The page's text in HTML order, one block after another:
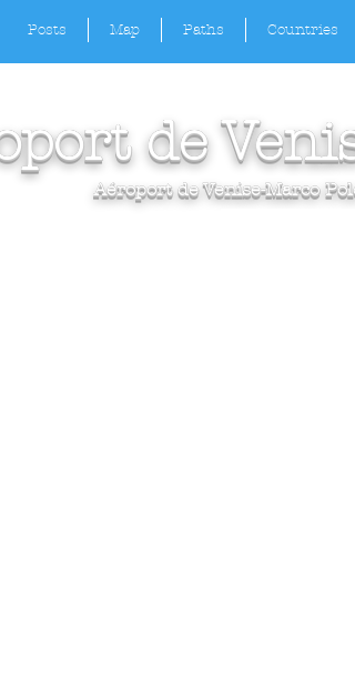
Posts Map Paths Countries
de
Aéroport de Venise-Marco